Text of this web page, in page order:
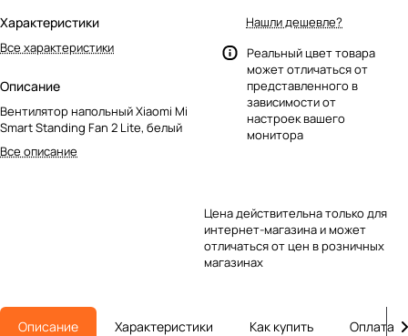
Характеристики
Все характеристики
Описание
Вентилятор напольный Xiaomi Mi
Smart Standing Fan 2 Lite, белый
Все описание
Нашли дешевле?
Реальный цвет товара
может отличаться от
представленного в
зависимости от
настроек вашего
монитора
Цена действительна только для
интернет-магазина и может
отличаться от цен в розничных
магазинах
Описание Характеристики Как купить Оплата